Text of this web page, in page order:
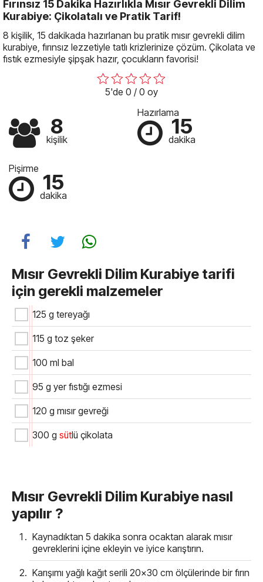
Fırınsız 15 Dakika Hazırlıkla Mısır Gevrekli Dilim
Kurabiye: Çikolatalı ve Pratik Tarif!
8 kişilik, 15 dakikada hazırlanan bu pratik mısır gevrekli dilim
kurabiye, fırınsız lezzetiyle tatlı krizlerinize çözüm. Çikolata ve
fıstık ezmesiyle şipşak hazır, çocukların favorisi!
5'de 0 / 0 oy
8
kişilik
Hazırlama
15
dakika
Pişirme
15
dakika
Mısır Gevrekli Dilim Kurabiye tarifi
için gerekli malzemeler
125 g tereyağı
115 g toz şeker
100 ml bal
95 g yer fıstığı ezmesi
120 g mısır gevreği
300 g sütlü çikolata
Mısır Gevrekli Dilim Kurabiye nasıl
yapılır ?
Kaynadıktan 5 dakika sonra ocaktan alarak mısır
gevreklerini içine ekleyin ve iyice karıştırın.
Karışımı yağlı kağıt serili 20x30 cm ölçülerinde bir fırın